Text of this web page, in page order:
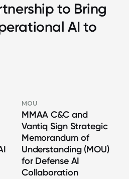
to Bring
AI to
MOU
MMAA C&C and
Vantiq Sign Strategic
Memorandum of
Understanding (MOU)
for Defense AI
Collaboration